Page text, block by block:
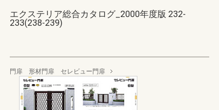
エクステリア総合カタログ_2000年度版 232-
233(238-239)
門扉 形材門扉 セレビュー門扉